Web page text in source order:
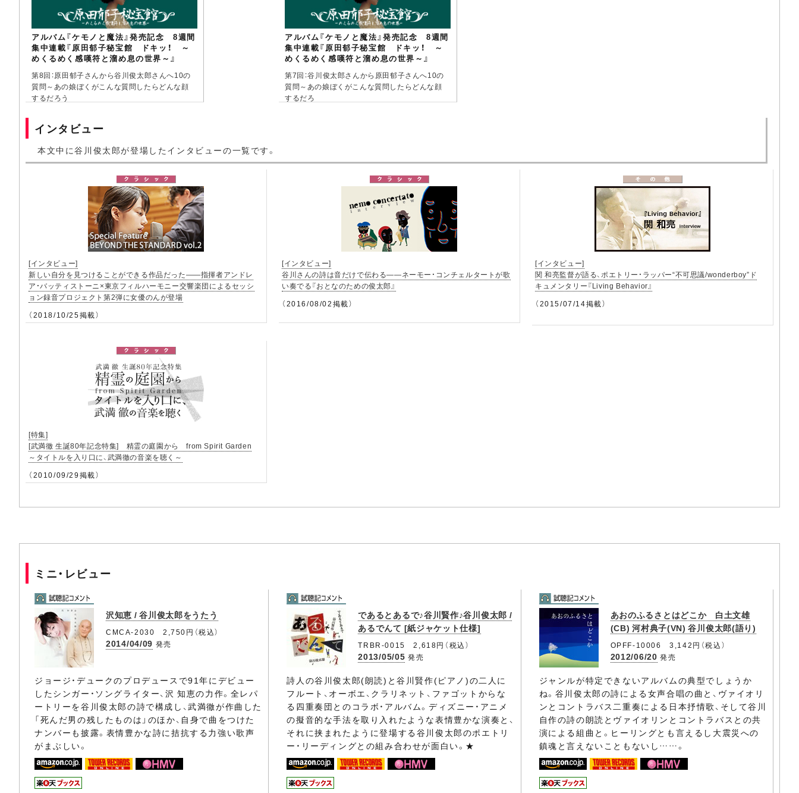
アルバム『ケモノと魔法』発売記念 8週間
集中連載『原田郁子秘宝館 ドキッ！ ～
めくるめく感嘆符と溜め息の世界～』
第8回：原田郁子さんから谷川俊太郎さんへ10の
質問～あの娘ぼくがこんな質問したらどんな顔
するだろう
アルバム『ケモノと魔法』発売記念 8週間
集中連載『原田郁子秘宝館 ドキッ！ ～
めくるめく感嘆符と溜め息の世界～』
第7回：谷川俊太郎さんから原田郁子さんへ10の
質問～あの娘ぼくがこんな質問したらどんな顔
するだろ
インタビュー
本文中に谷川俊太郎が登場したインタビューの一覧です。
[インタビュー]
新しい自分を見つけることができる作品だった――指揮者アンドレ
ア・バッティストーニ×東京フィルハーモニー交響楽団によるセッシ
ョン録音プロジェクト第2弾に女優のんが登場
（2018/10/25掲載）
[インタビュー]
谷川さんの詩は音だけで伝わる――ネーモー・コンチェルタートが歌
い奏でる『おとなのための俊太郎』
（2016/08/02掲載）
[インタビュー]
関 和亮監督が語る、ポエトリー・ラッパー“不可思議/wonderboy”ド
キュメンタリー『Living Behavior』
（2015/07/14掲載）
[特集]
[武満徹 生誕80年記念特集] 精霊の庭園から from Spirit Garden
～タイトルを入り口に、武満徹の音楽を聴く～
（2010/09/29掲載）
ミニ・レビュー
沢知恵 / 谷川俊太郎をうたう
CMCA-2030 2,750円（税込）
2014/04/09 発売
ジョージ・デュークのプロデュースで91年にデビュー
したシンガー・ソングライター、沢 知恵の力作。全レパ
ートリーを谷川俊太郎の詩で構成し、武満徹が作曲した
「死んだ男の残したものは」のほか、自身で曲をつけた
ナンバーも披露。表情豊かな詩に拮抗する力強い歌声
がまぶしい。
であるとあるで♪谷川賢作♪谷川俊太郎 /
あるでんて [紙ジャケット仕様]
TRBR-0015 2,618円（税込）
2013/05/05 発売
詩人の谷川俊太郎(朗読)と谷川賢作(ピアノ)の二人に
フルート、オーボエ、クラリネット、ファゴットからな
る四重奏団とのコラボ・アルバム。ディズニー・アニメ
の擬音的な手法を取り入れたような表情豊かな演奏と、
それに挟まれたように登場する谷川俊太郎のポエトリ
ー・リーディングとの組み合わせが面白い。★
あおのふるさとはどこか 白土文雄
(CB) 河村典子(VN) 谷川俊太郎(語り)
OPFF-10006 3,142円（税込）
2012/06/20 発売
ジャンルが特定できないアルバムの典型でしょうか
ね。谷川俊太郎の詩による女声合唱の曲と、ヴァイオリ
ンとコントラバス二重奏による日本抒情歌、そして谷川
自作の詩の朗読とヴァイオリンとコントラバスとの共
演による組曲と。ヒーリングとも言えるし大震災への
鎮魂と言えないこともないし……。